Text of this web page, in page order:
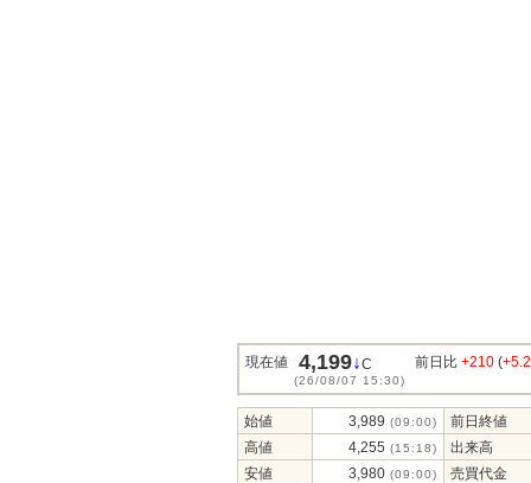
現在値 4,199↓C
(26/08/07 15:30)
前日比 +210 (
始値 3,989 (09:00)
前日終値
高値
4,255 (15:18)
出来高
安値
3,980 (09:00) 売買代金